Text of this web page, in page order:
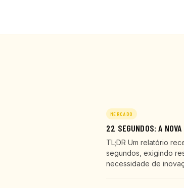
MERCADO
22 SEGUNDOS: A
TL;DR Um relatório
segundos, exigindo
necessidade de